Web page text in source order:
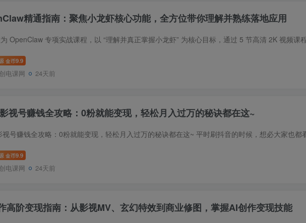
精通指南：聚焦小龙虾核心功能，全方位带你理解并熟练落地应用
金币9.9
电课网 24天前
视号赚钱全攻略：0粉就能变现，轻松月入过万的秘诀都在这~
金币9.9
电课网 24天前
高阶变现指南：从影视MV、玄幻特效到商业修图，掌握AI创作变现技能